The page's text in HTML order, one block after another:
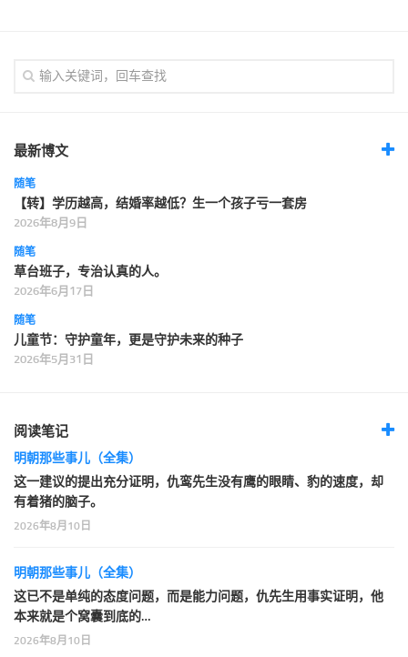
最新博文
随笔
【转】学历越高，结婚率越低？生一个孩子亏一套房
2026年8月9日
随笔
草台班子，专治认真的人。
2026年6月17日
随笔
儿童节：守护童年，更是守护未来的种子
2026年5月31日
阅读笔记
明朝那些事儿（全集）
这一建议的提出充分证明，仇鸾先生没有鹰的眼睛、豹的速度，却
有着猪的脑子。
2026年8月10日
明朝那些事儿（全集）
这已不是单纯的态度问题，而是能力问题，仇先生用事实证明，他
本来就是个窝囊到底的…
2026年8月10日